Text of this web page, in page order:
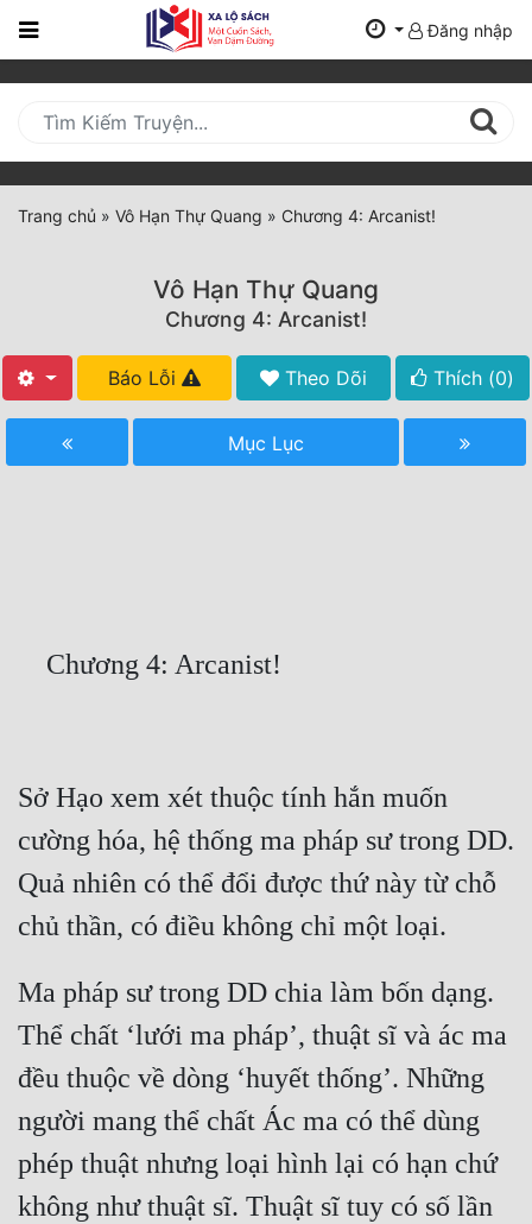
Trang
Mới
Cập
Nhật
(current)
Tất Cả
Truyện Convert
Truyện ngắn
Xa Lộ Dịch
Cung Đấu
Cạnh Kỹ
Cổ Tiên Hiệp
Cổ Đại
Du Hí
Dã Sử
Đăng nhập
Trang chủ » Vô Hạn Thự Quang » Chương 4: Arcanist!
Vô Hạn Thự Quang
Chương 4: Arcanist!
Báo Lỗi Theo Dõi Thích (0)
Mục Lục
Sở Hạo xem xét thuộc tính hắn muốn
cường hóa, hệ thống ma pháp sư trong DD.
Quả nhiên có thể đổi được thứ này từ chỗ
Ma pháp sư trong DD chia làm bốn dạng.
Thể chất ‘lưới ma pháp’, thuật sĩ và ác ma
đều thuộc về dòng ‘huyết thống’. Những
người mang thể chất Ác ma có thể dùng
phép thuật nhưng loại hình lại có hạn chứ
không như thuật sĩ. Thuật sĩ tuy có số lần